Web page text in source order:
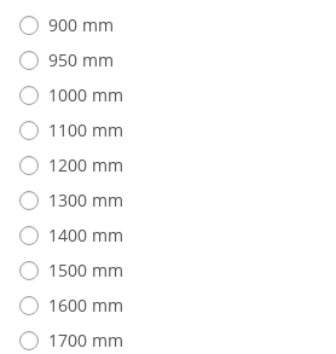
900 mm
950 mm
1000 mm
1100 mm
1200 mm
1300 mm
1400 mm
1500 mm
1600 mm
1700 mm